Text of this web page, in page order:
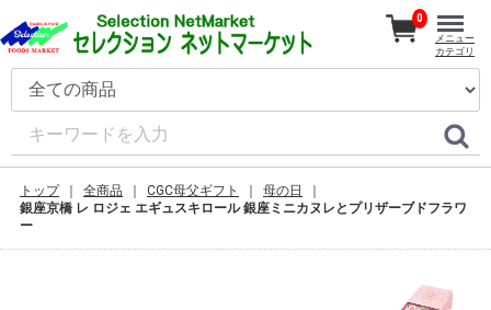
0
メニュー
カテゴリ
トップ 全商品 CGC母父ギフト
母の日
銀座京橋 レ ロジェ エギュスキロール 銀座ミニカヌレとプリザーブドフラワ
ー